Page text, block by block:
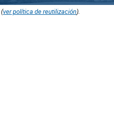
ver política de reutilización).